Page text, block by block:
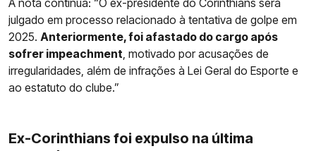
julgado em processo relacionado à tentativa de golpe em
2025. Anteriormente, foi afastado do cargo após
sofrer impeachment , motivado por acusações de
irregularidades, além de infrações à Lei Geral do Esporte e
ao estatuto do clube.”
Ex-Corinthians foi expulso na última